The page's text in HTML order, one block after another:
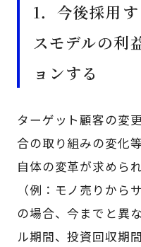
1．今後採用
スモデルの利
ョンする
ターゲット顧客の変
合の取り組みの変化
自体の変革が求めら
（例：モノ売りから
の場合、今までと異
ル期間、投資回収期